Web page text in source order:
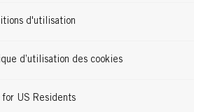
d'utilisation
d’utilisation des cookies
for US Residents